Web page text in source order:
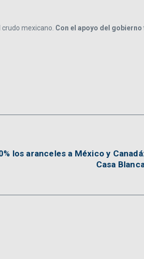
mexicano. Con el apoyo del
los aranceles a México y
Casa